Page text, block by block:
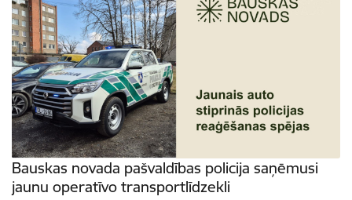
Bauskas novada pašvaldības policija saņēmusi
jaunu operatīvo transportlīdzekli